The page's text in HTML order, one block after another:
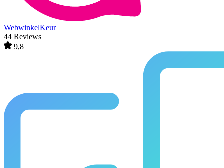
WebwinkelKeur
44 Reviews
9,8